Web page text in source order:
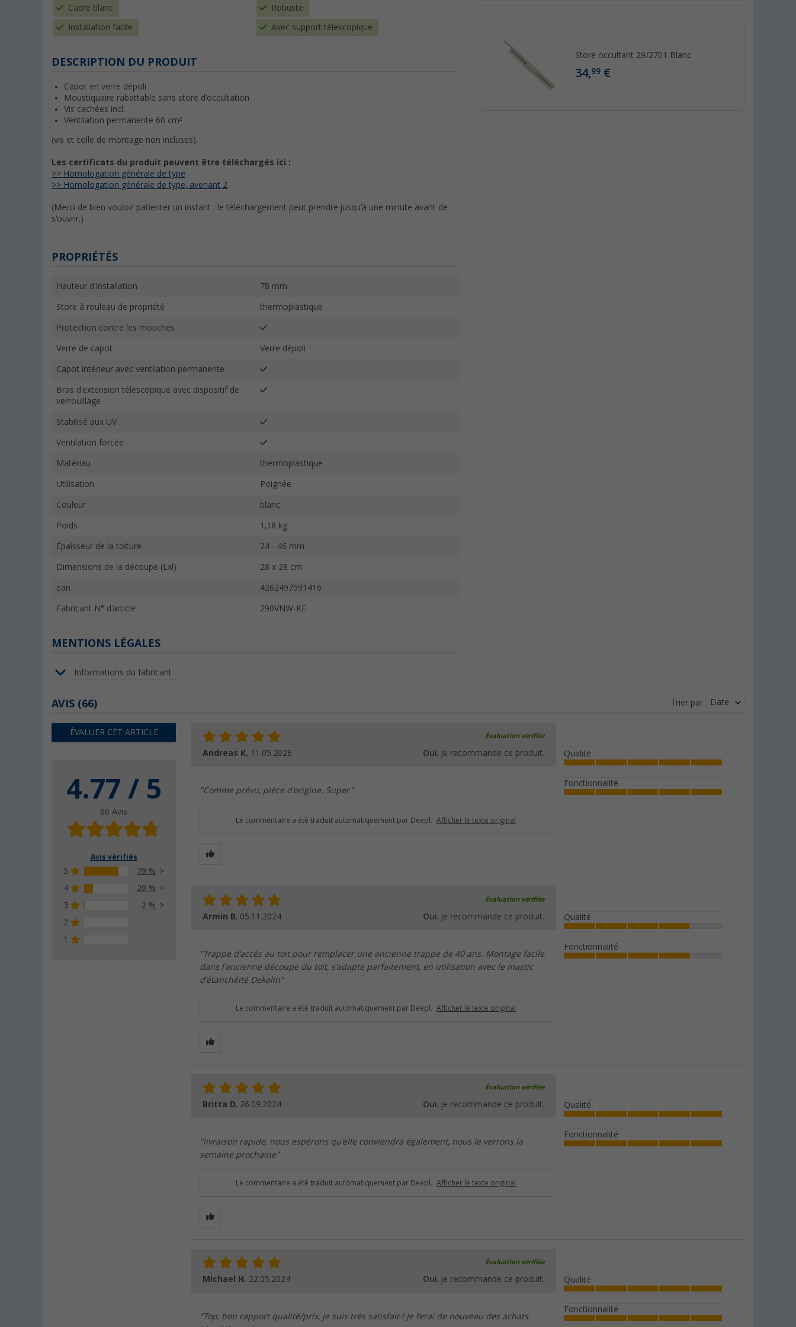
Store occultant 29/2701 Blanc
34,99 €
Cadre blanc Robuste
Installation facile Avec support télescopique
DESCRIPTION DU PRODUIT
Capot en verre dépoli
Moustiquaire rabattable sans store d'occultation
Vis cachées incl.
Ventilation permanente 60 cm²
(vis et colle de montage non incluses).
Les certificats du produit peuvent être téléchargés ici :
>> Homologation générale de type
>> Homologation générale de type, avenant 2
(Merci de bien vouloir patienter un instant : le téléchargement peut prendre jusqu'à une minute avant de
s'ouvrir.)
PROPRIÉTÉS
Hauteur d'installation 78 mm
Store à rouleau de propriété thermoplastique
Protection contre les mouches
Verre de capot Verre dépoli
Capot intérieur avec ventilation permanente
Bras d'extension télescopique avec dispositif de
verrouillage
Stabilisé aux UV
Ventilation forcée
Matériau thermoplastique
Utilisation Poignée
Couleur blanc
Poids 1,18 kg
Épaisseur de la toiture 24 - 46 mm
Dimensions de la découpe (Lxl) 28 x 28 cm
ean 4262497591416
Fabricant N° d'article 290VNW-KE
MENTIONS LÉGALES
Informations du fabricant
AVIS (66)
ÉVALUER CET ARTICLE
4.77 / 5
66 Avis
Avis vérifiés
5
79 %
4
20 %
3
2 %
2
1
Trier par Date
Évaluation vérifiée
Andreas K. 11.05.2026 Oui, je recommande ce produit.
"Comme prévu, pièce d'origine. Super"
Qualité
Fonctionnalité
Le commentaire a été traduit automatiquement par Deepl. Afficher le texte original
Évaluation vérifiée
Armin B. 05.11.2024 Oui, je recommande ce produit.
"Trappe d'accès au toit pour remplacer une ancienne trappe de 40 ans. Montage facile
dans l'ancienne découpe du toit, s'adapte parfaitement, en utilisation avec le mastic
d'étanchéité Dekalin"
Qualité
Fonctionnalité
Le commentaire a été traduit automatiquement par Deepl. Afficher le texte original
Évaluation vérifiée
Britta D. 26.09.2024 Oui, je recommande ce produit.
"livraison rapide, nous espérons qu'elle conviendra également, nous le verrons la
semaine prochaine"
Qualité
Fonctionnalité
Le commentaire a été traduit automatiquement par Deepl. Afficher le texte original
Évaluation vérifiée
Michael H. 22.05.2024 Oui, je recommande ce produit.
"Top, bon rapport qualité/prix, je suis très satisfait ! Je ferai de nouveau des achats.
Qualité
Fonctionnalité